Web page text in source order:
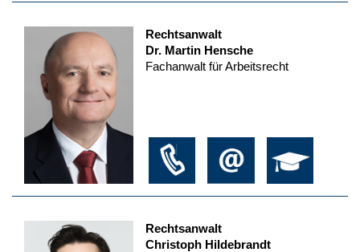
Rechtsanwalt
Dr. Martin Hensche
Fachanwalt für Arbeitsrecht
Rechtsanwalt
Christoph Hildebrandt